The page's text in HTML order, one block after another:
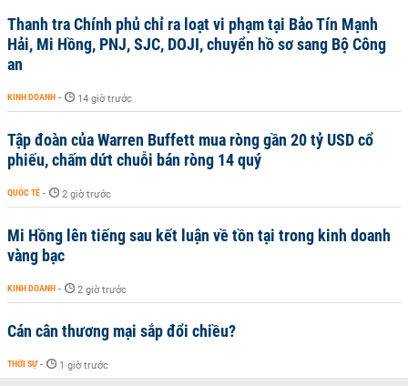
Thanh tra Chính phủ chỉ ra loạt vi phạm tại Bảo Tín Mạnh
Hải, Mi Hồng, PNJ, SJC, DOJI, chuyển hồ sơ sang Bộ Công
an
KINH DOANH - 14 giờ trước
Tập đoàn của Warren Buffett mua ròng gần 20 tỷ USD cổ
phiếu, chấm dứt chuỗi bán ròng 14 quý
QUỐC TẾ - 2 giờ trước
Mi Hồng lên tiếng sau kết luận về tồn tại trong kinh doanh
vàng bạc
KINH DOANH - 2 giờ trước
Cán cân thương mại sắp đổi chiều?
THỜI SỰ - 1 giờ trước